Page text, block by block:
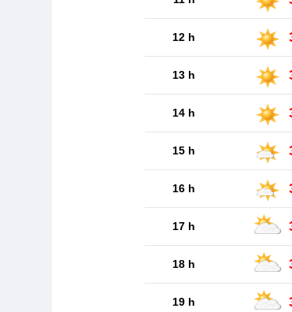
12 h
13 h
14 h
15 h
16 h
17 h
18 h
19 h